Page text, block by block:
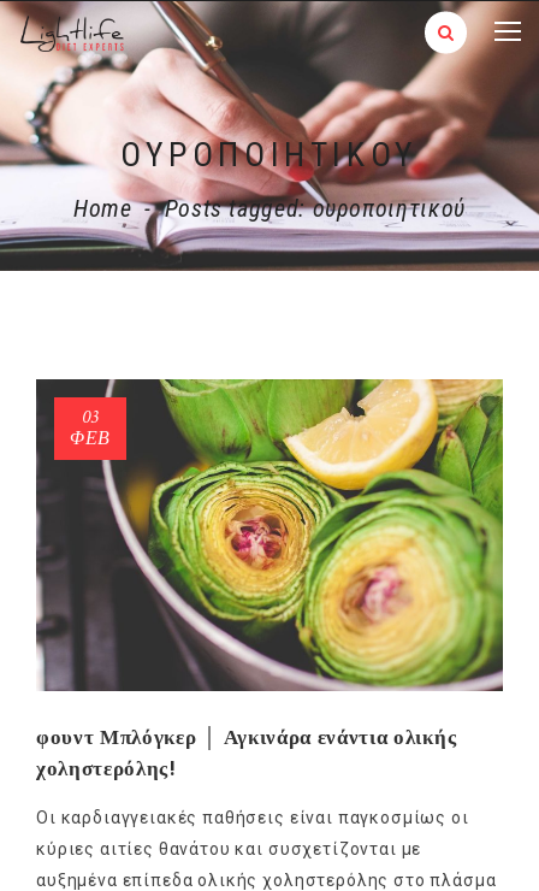
ΟΥΡΟΠΟΙΗΤΙΚΟΎ
Home - Posts tagged: ουροποιητικού
03
ΦΕΒ
φουντ Μπλόγκερ │ Αγκινάρα ενάντια ολικής
χοληστερόλης!
Οι καρδιαγγειακές παθήσεις είναι παγκοσμίως οι
κύριες αιτίες θανάτου και συσχετίζονται με
αυξημένα επίπεδα ολικής χοληστερόλης στο πλάσμα